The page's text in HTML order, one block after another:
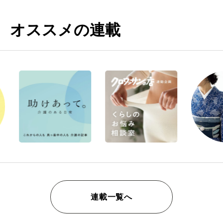
オススメの連載
連載一覧へ